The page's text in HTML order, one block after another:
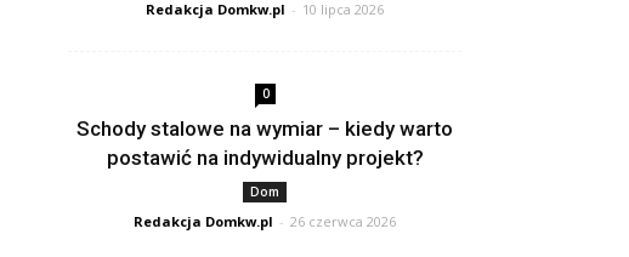
Redakcja Domkw.pl - 10 lipca 2026
0
Schody stalowe na wymiar – kiedy warto
postawić na indywidualny projekt?
Dom
Redakcja Domkw.pl - 26 czerwca 2026